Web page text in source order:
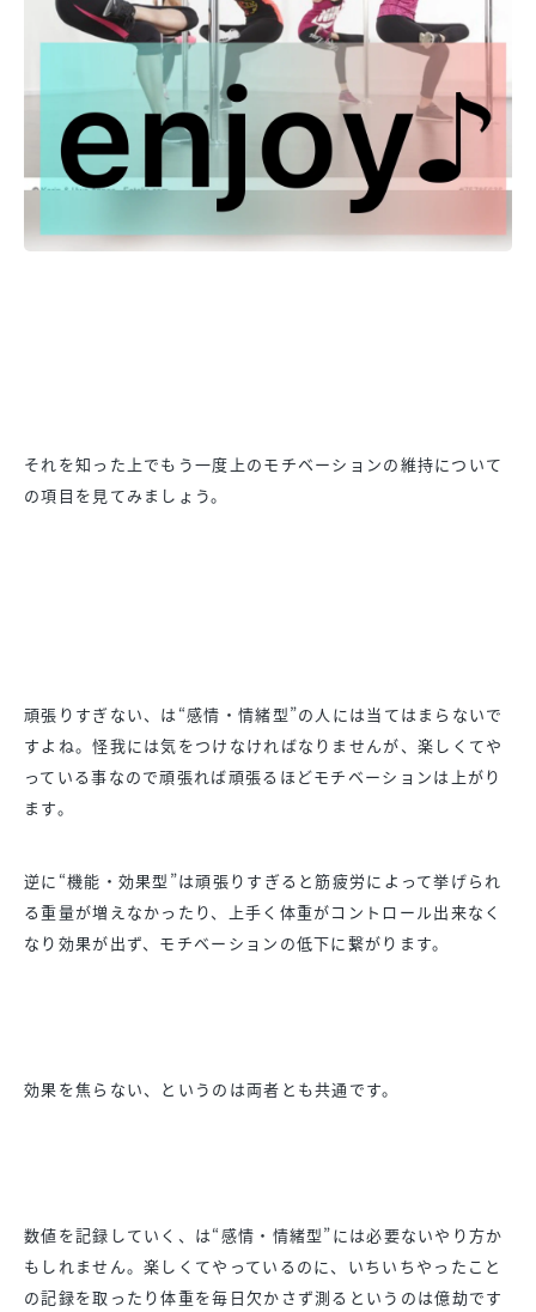
それを知った上でもう一度上のモチベーションの維持について
の項 目を見てみましょう。
頑張りすぎない、は“感情・情緒型”の人には当てはまらないで
すよね。怪我には気をつけなければなりませんが、 楽しくてや
っている事なので頑張れば頑張るほどモチベーションは 上がり
ます。
逆に“機能・効果型”は頑張りすぎると筋疲労によって挙げられ
る重量が増えなかったり、
上手く体重がコントロール出来なく
なり効果が出ず、 モチベーションの低下に繋がります。
効果を焦らない、というのは両者とも共通です。
数値を記録していく、は“感情・情緒型”には必要ないやり方か
も しれません。楽しくてやっているのに、 いちいちやったこと
の記録を取ったり体重を毎日欠かさず測るとい うのは億劫です